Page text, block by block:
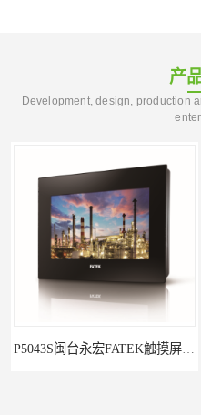
产
Development, design, production